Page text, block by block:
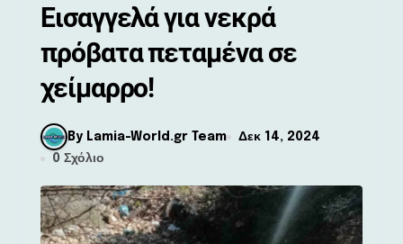
Εισαγγελά για νεκρά
πρόβατα πεταμένα σε
χείμαρρο!
By Lamia-World.gr Team
Δεκ 14, 2024
0 Σχόλιο